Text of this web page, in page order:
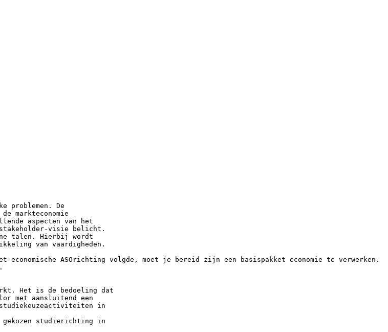
problemen. De
markteconomie
aspecten van het
stakeholder-visie belicht.
talen. Hierbij wordt
van vaardigheden.
economische ASOrichting volgde, moet je bereid zijn een basispakket economie te verwerken.
Het is de bedoeling dat
met aansluitend een
in
gekozen studierichting in